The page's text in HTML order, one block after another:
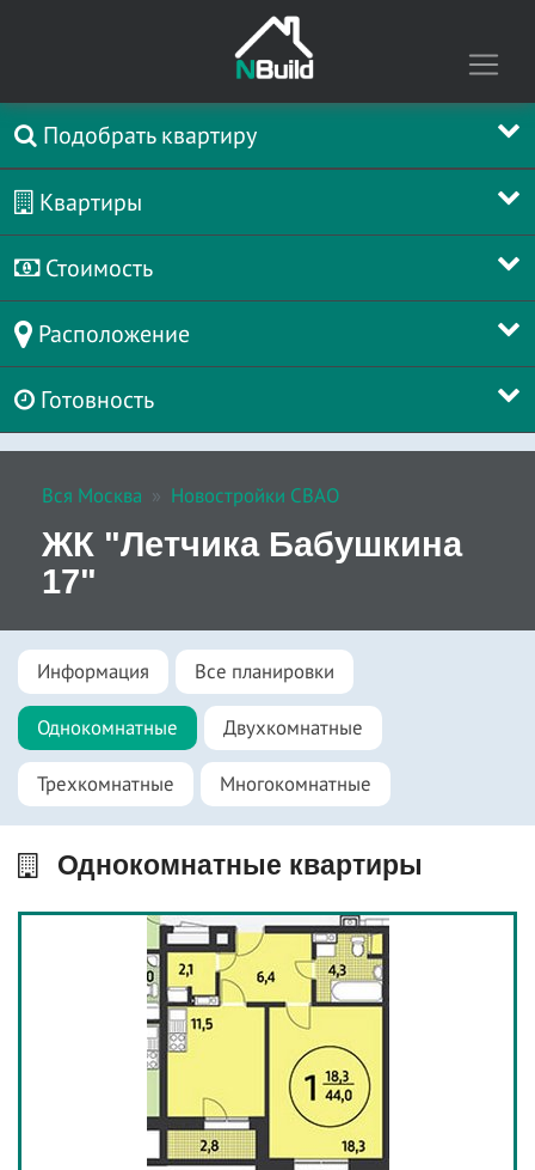
Подобрать квартиру
Квартиры
Стоимость
Расположение
Готовность
Вся Москва Новостройки СВАО
ЖК "Летчика Бабушкина
17"
Информация Все планировки
Однокомнатные Двухкомнатные
Трехкомнатные Многокомнатные
Однокомнатные квартиры